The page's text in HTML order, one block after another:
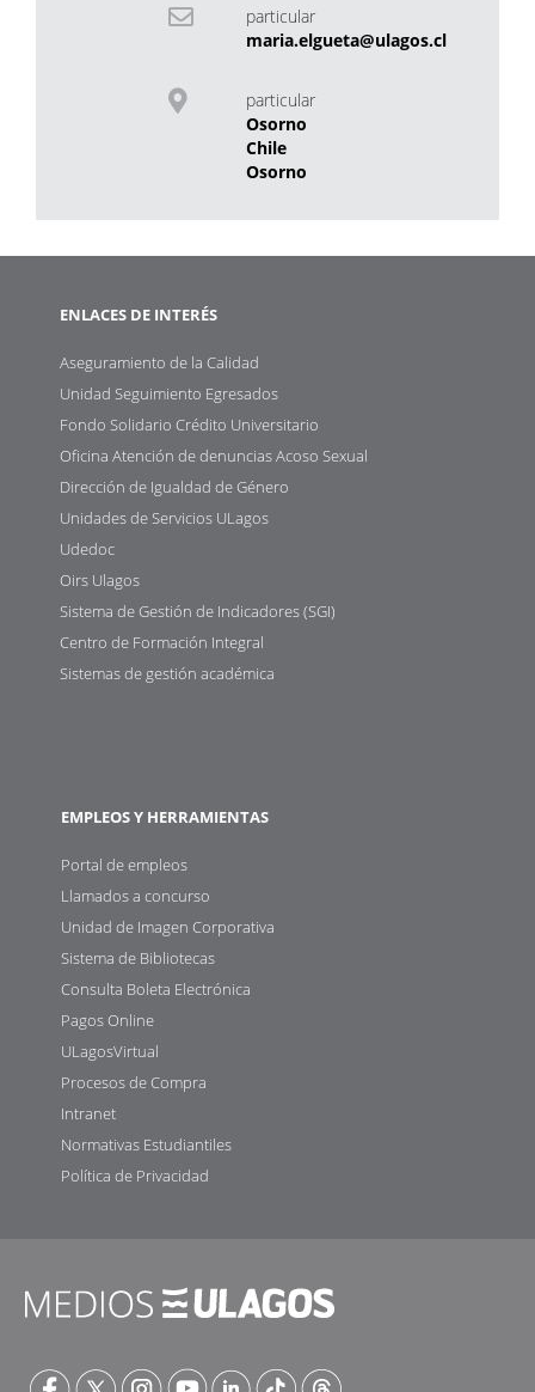
particular
maria.elgueta@ulagos.cl
particular
Osorno
Chile
Osorno
ENLACES DE INTERÉS
Aseguramiento de la Calidad
Unidad Seguimiento Egresados
Fondo Solidario Crédito Universitario
Oficina Atención de denuncias Acoso Sexual
Dirección de Igualdad de Género
Unidades de Servicios ULagos
Udedoc
Oirs Ulagos
Sistema de Gestión de Indicadores (SGI)
Centro de Formación Integral
Sistemas de gestión académica
EMPLEOS Y HERRAMIENTAS
Portal de empleos
Llamados a concurso
Unidad de Imagen Corporativa
Sistema de Bibliotecas
Consulta Boleta Electrónica
Pagos Online
ULagosVirtual
Procesos de Compra
Intranet
Normativas Estudiantiles
Política de Privacidad